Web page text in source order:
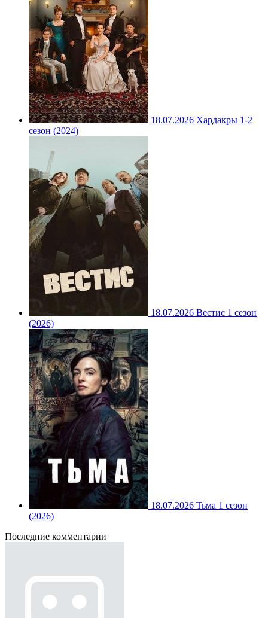
18.07.2026 Хардакры 1-2
сезон (2024)
18.07.2026 Вестис 1 сезон
(2026)
18.07.2026 Тьма 1 сезон
(2026)
Последние комментарии